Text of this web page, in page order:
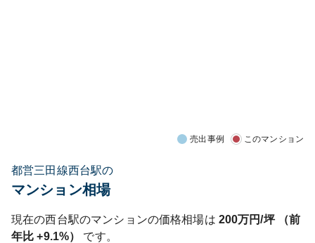
売出事例 このマンション
都営三田線西台駅の
マンション相場
現在の西台駅のマンションの価格相場は 200万円/坪 （前
年比+9.1%）
です。